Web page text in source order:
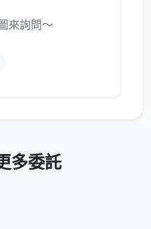
來詢問～
多委託